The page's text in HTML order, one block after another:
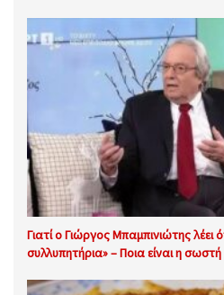
Γιατί ο Γιώργος Μπαμπινιώτης λέει
συλλυπητήρια» – Ποια είναι η